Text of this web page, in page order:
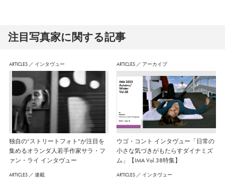
注⽬写真家に関する記事
ARTICLES ／ インタヴュー
独自の“ストリートフォト”が注目を
集めるオランダ人若手作家サラ・フ
ァン・ライ インタヴュー
ARTICLES ／ アーカイブ
ウゴ・コント インタヴュー「日常の
小さな気づきがもたらすダイナミズ
ム」【IMA Vol.38特集】
ARTICLES ／ 連載 ARTICLES ／ インタヴュー